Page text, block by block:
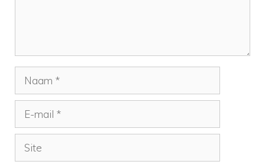
Naam
Site